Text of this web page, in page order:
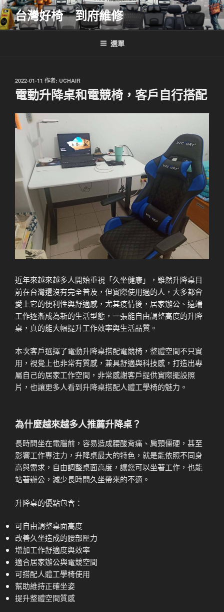
跳
至
主
台灣好椅 到府維修
選單
發
佈
於
2022-01-11 作者: UCHAIR
電動升降桌和電競椅，客戶自行搭配
近年來越來越多人開始重視「久坐健康」，雖然升降桌目
前在台灣還沒有完全普及，但實際使用過的人，大多都會
愛上它的便利性與舒適感，尤其疫情後，居家辦公、遠端
工作逐漸成為新的生活型態，一張能自由調整高度的升降
桌，真的能大幅提升工作效率與生活品質。
本次客戶選擇了電動升降桌搭配電競椅，整體空間不只實
用，視覺上也非常有質感，兼具舒適與科技感，打造出專
屬自己的居家工作空間，非常感謝客戶提供實際擺設照
片，也讓更多人看到升降桌搭配人體工學椅的魅力。
為什麼越來越多人推薦升降桌？
長時間坐在電腦前，容易造成腰酸背痛、肩頸僵硬，甚至
影響工作專注力，升降桌最大的特色，就是能依照不同身
高與需求，自由調整桌面高度，讓您可以坐著工作，也能
站著辦公，減少長時間久坐帶來的不適。
升降桌的優點包含：
可自由調整桌面高度
改善久坐造成的腰部壓力
增加工作舒適度與效率
適合居家辦公與電競空間
可搭配人體工學椅使用
幫助維持正確坐姿
提升整體空間質感